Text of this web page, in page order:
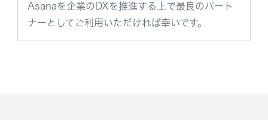
Asanaを企業のDXを推進する上で最良のパート
ナーとしてご利用いただければ幸いです。